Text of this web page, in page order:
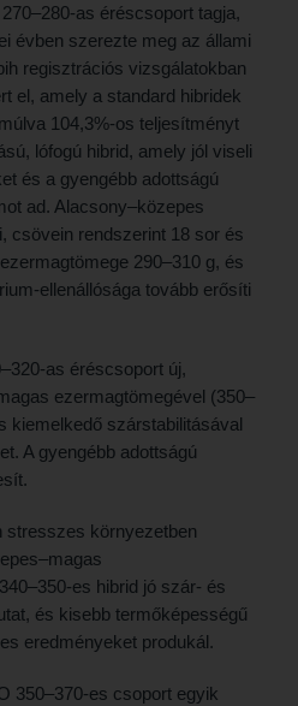
as éréscsoport tagja,
évben szerezte meg az állami
regisztrációs vizsgálatokban
el, amely a standard hibridek
104,3%-os teljesítményt
lófogú hibrid, amely jól viseli
és a gyengébb adottságú
ad. Alacsony–közepes
csövein rendszerint 18 sor és
290–310 g, és
ellenállósága tovább erősíti
as éréscsoport új,
ezermagtömegével (350–
kiemelkedő szárstabilitásával
A gyengébb adottságú
stresszes környezetben
es hibrid jó szár- és
és kisebb termőképességű
eredményeket produkál.
350–370-es csoport egyik